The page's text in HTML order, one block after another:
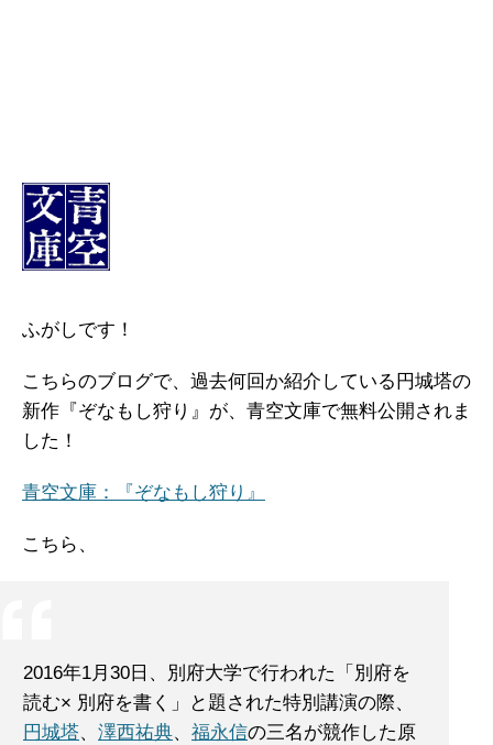
ふがしです！
こちらのブログで、過去何回か紹介している円城塔の
新作『ぞなもし狩り』が、青空文庫で無料公開されま
した！
青空文庫：『ぞなもし狩り』
こちら、
2016年1月30日、別府大学で行われた「別府を
読む× 別府を書く」と題された特別講演の際、
円城塔、 澤西祐典、 福永信の三名が競作した原